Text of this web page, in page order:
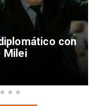
con
Milei